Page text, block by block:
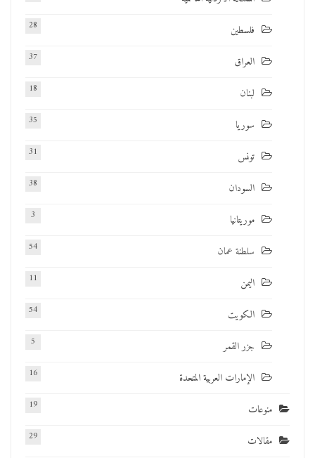
فلسطين 28
العراق 37
لبنان 18
سوريا 35
تونس 31
السودان 38
موريتانيا 3
سلطنة عمان 54
اليمن 11
الكويت 54
جزر القمر 5
الإمارات العربية المتحدة 16
منوعات 19
مقالات 29